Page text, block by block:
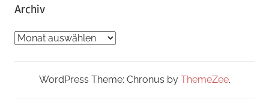
Archiv
Archiv
WordPress Theme: Chronus by ThemeZee.